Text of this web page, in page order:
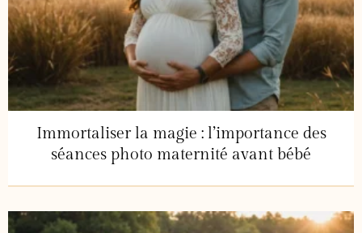
Immortaliser la magie : l’importance des
séances photo maternité avant bébé